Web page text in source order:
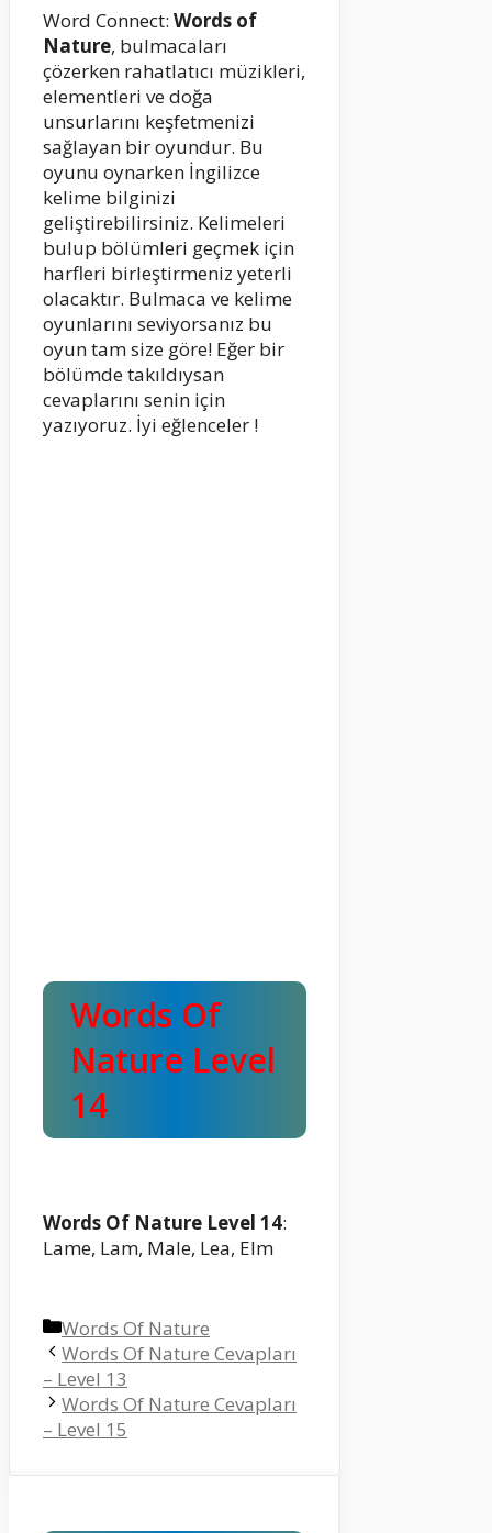
Word Connect: Words of
Nature, bulmacaları
çözerken rahatlatıcı müzikleri,
elementleri ve doğa
unsurlarını keşfetmenizi
sağlayan bir oyundur. Bu
oyunu oynarken İngilizce
kelime bilginizi
geliştirebilirsiniz. Kelimeleri
bulup bölümleri geçmek için
harfleri birleştirmeniz yeterli
olacaktır. Bulmaca ve kelime
oyunlarını seviyorsanız bu
oyun tam size göre! Eğer bir
bölümde takıldıysan
cevaplarını senin için
yazıyoruz. İyi eğlenceler !
Words Of
Nature Level
14
Words Of Nature Level 14:
Lame, Lam, Male, Lea, Elm
Kategoriler
Words Of Nature
Words Of Nature Cevapları
– Level 13
Words Of Nature Cevapları
– Level 15